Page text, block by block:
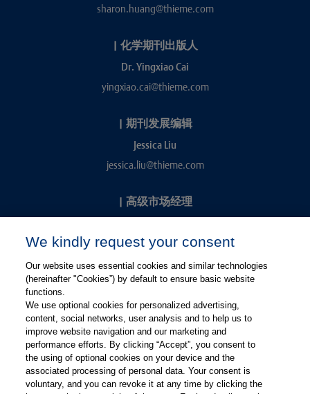
sharon.huang@thieme.com
| 化学期刊出版人
Dr. Yingxiao Cai
yingxiao.cai@thieme.com
| 期刊发展编辑
Jessica Liu
jessica.liu@thieme.com
| 高级市场经理
kevin.chang@thieme.com
关注微博
关注微信
有关Thieme图书翻译及版权业务，请联系：rights@thieme.de
We kindly request your consent
Our website uses essential cookies and similar technologies
(hereinafter "Cookies”) by default to ensure basic website
functions.
We use optional cookies for personalized advertising,
content, social networks, user analysis and to help us to
improve website navigation and our marketing and
performance efforts. By clicking “Accept”, you consent to
the using of optional cookies on your device and the
associated processing of personal data. Your consent is
voluntary, and you can revoke it at any time by clicking the